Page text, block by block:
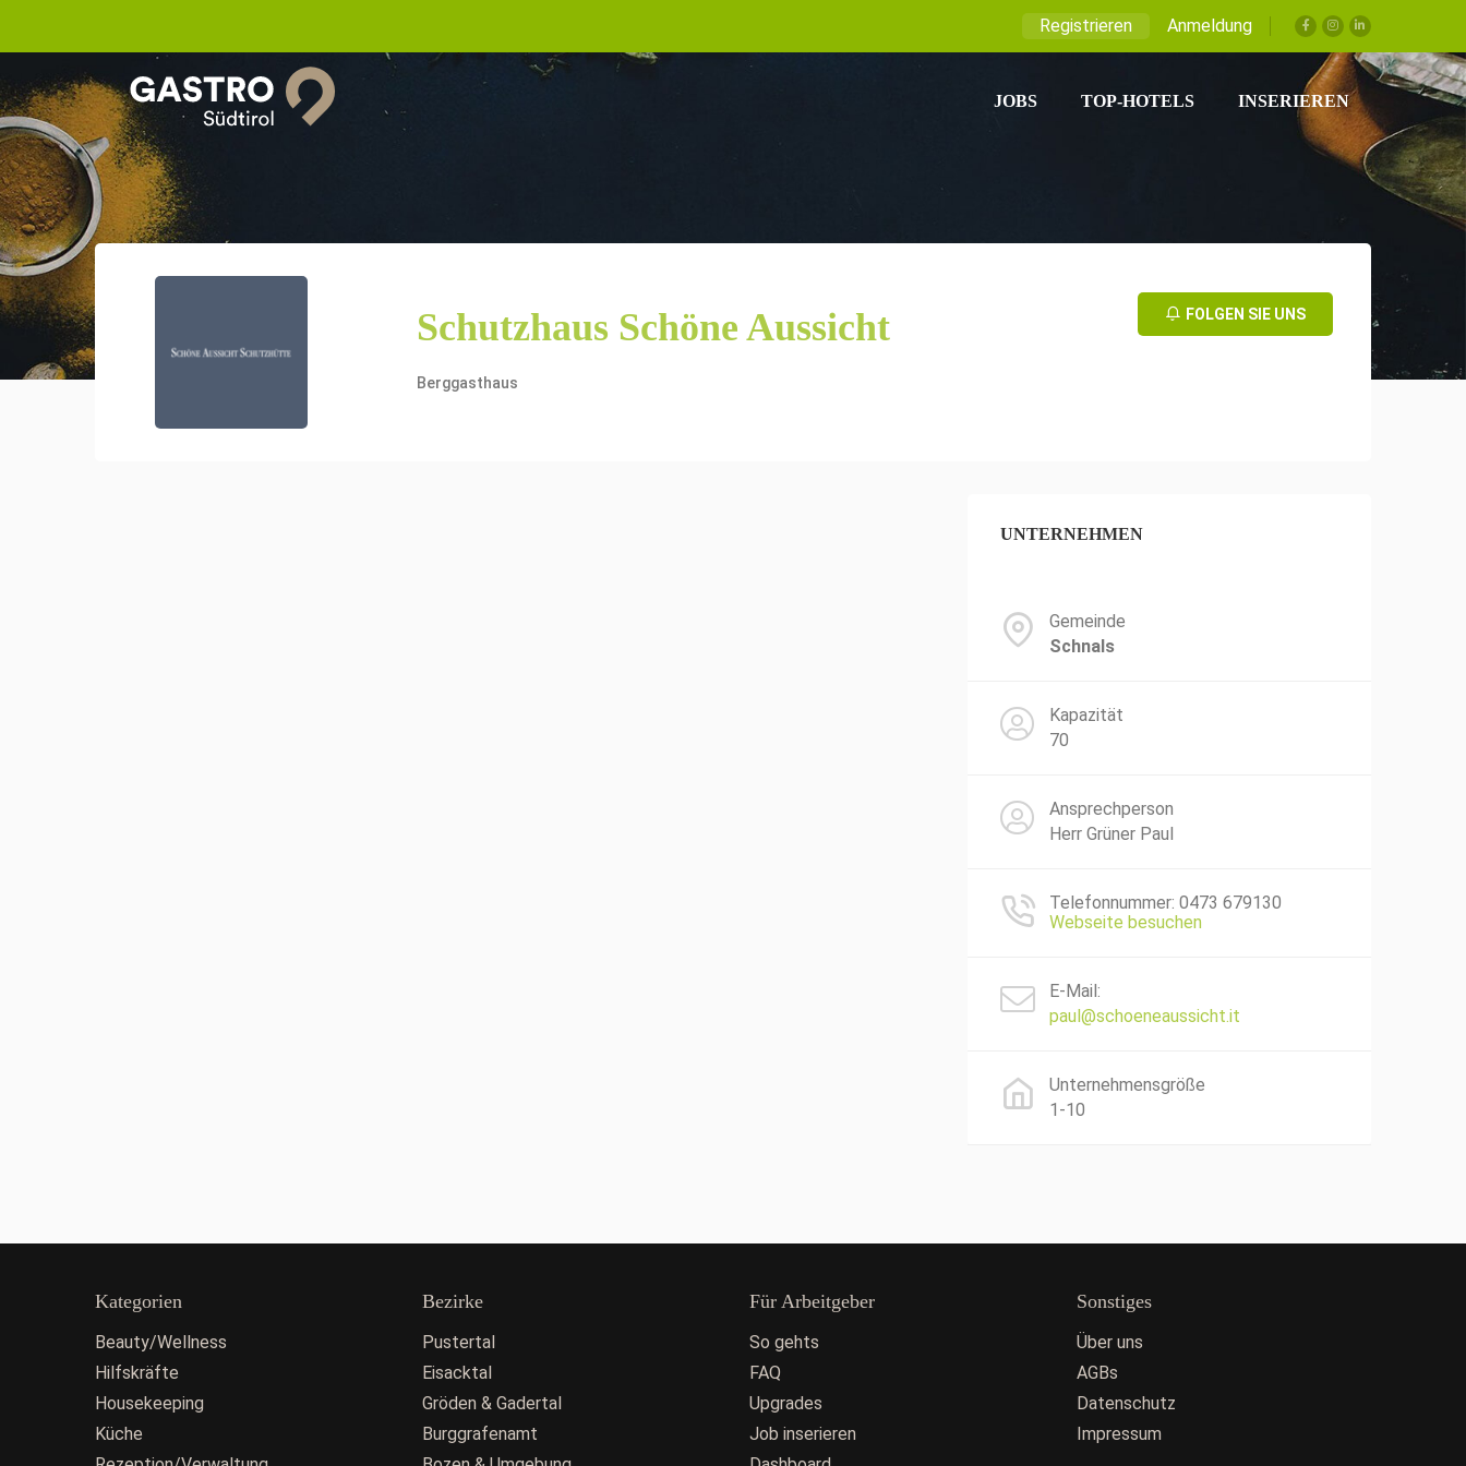
Registrieren Anmeldung
JOBS TOP-HOTELS INSERIEREN
Schutzhaus Schöne Aussicht
Berggasthaus
FOLGEN SIE UNS
UNTERNEHMEN
Gemeinde
Schnals
Kapazität
70
Ansprechperson
Herr Grüner Paul
Telefonnummer: 0473 679130
Webseite besuchen
E-Mail:
paul@schoeneaussicht.it
Unternehmensgröße
1-10
Kategorien
Beauty/Wellness
Hilfskräfte
Housekeeping
Küche
Bezirke
Pustertal
Eisacktal
Gröden & Gadertal
Burggrafenamt
Für Arbeitgeber
So gehts
FAQ
Upgrades
Job inserieren
Sonstiges
Über uns
AGBs
Datenschutz
Impressum